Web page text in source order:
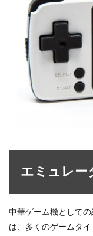
エミュレー
中華ゲーム機として
は、多くのゲームタイ